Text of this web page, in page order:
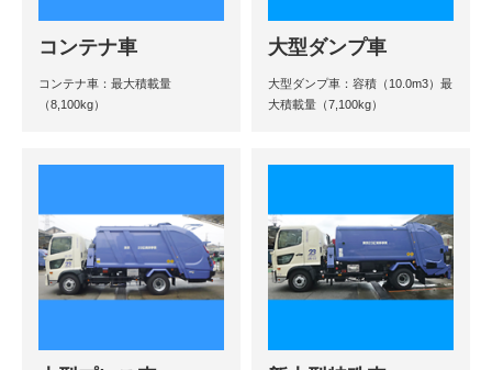
コンテナ車
コンテナ車：最大積載量
（8,100kg）
大型ダンプ車
大型ダンプ車：容積（10.0m3）最
大積載量（7,100kg）